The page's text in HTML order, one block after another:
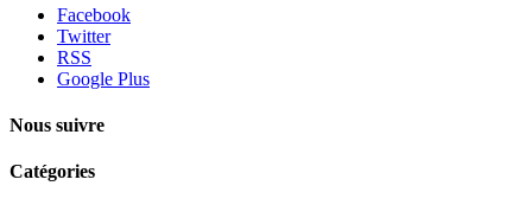
Facebook
Twitter
RSS
Google Plus
Nous suivre
Catégories